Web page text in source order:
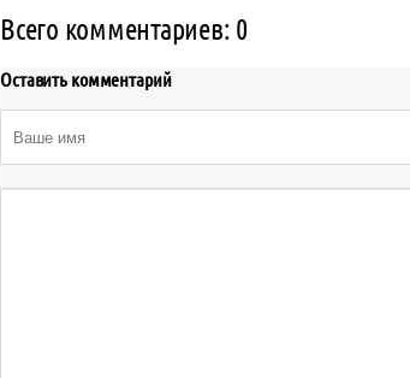
Всего комментариев: 0
Оставить комментарий